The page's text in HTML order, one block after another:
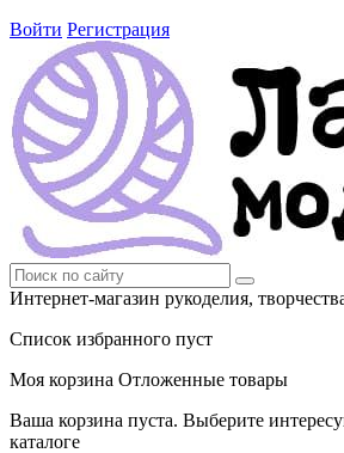
Войти Регистрация
Интернет-магазин рукоделия,
Список избранного пуст
Моя корзина Отложенные товары
Ваша корзина пуста. Выберите
каталоге